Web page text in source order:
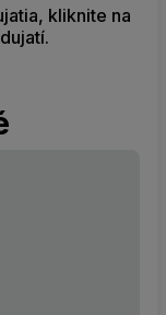
kliknite na